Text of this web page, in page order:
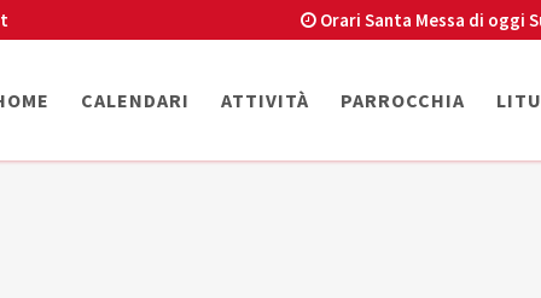
Orari Santa Messa di oggi
CALENDARI ATTIVITÀ PARROCCHIA